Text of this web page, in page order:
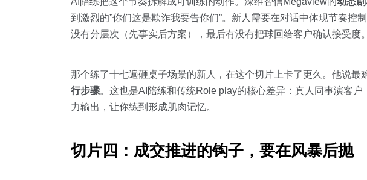
到激烈的”你们这是欺诈我要告你们”。新人需要在对话中体现节奏
没有分层次（先事实后方案），最后有没有把球回给客户确认接受度。
那个练了十七遍砸桌子场景的新人，在这个切片上卡了更久。他说最
行步骤。这也是AI陪练和传统Role play的核心差异：真人同事演客
力输出，让你练到形成肌肉记忆。
切片四：成交推进的钩子，要在风暴后抛